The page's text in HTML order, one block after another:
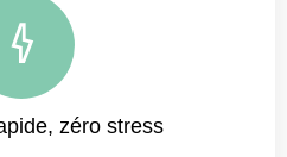
zéro stress